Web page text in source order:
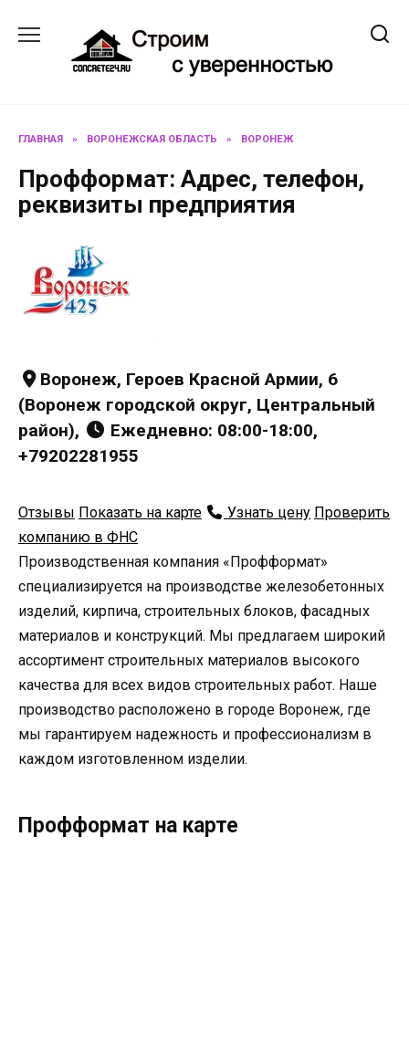
содержанию
ГЛАВНАЯ » ВОРОНЕЖСКАЯ ОБЛАСТЬ » ВОРОНЕЖ
Профформат: Адрес, телефон,
реквизиты предприятия
Воронеж, Героев Красной Армии, 6
(Воронеж городской округ, Центральный
район),
Ежедневно: 08:00-18:00,
+79202281955
Отзывы Показать на карте Узнать цену Проверить
компанию в ФНС
Производственная компания «Профформат»
специализируется на производстве железобетонных
изделий, кирпича, строительных блоков, фасадных
материалов и конструкций. Мы предлагаем широкий
ассортимент строительных материалов высокого
качества для всех видов строительных работ. Наше
производство расположено в городе Воронеж, где
мы гарантируем надежность и профессионализм в
каждом изготовленном изделии.
Профформат на карте